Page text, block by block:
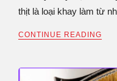
thịt là loại khay làm từ
CONTINUE READING